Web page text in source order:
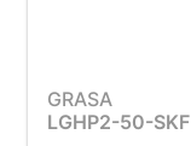
GRASA
LGHP2-50-SKF